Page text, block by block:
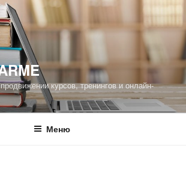
курсов, тренингов и онлайн-
Меню